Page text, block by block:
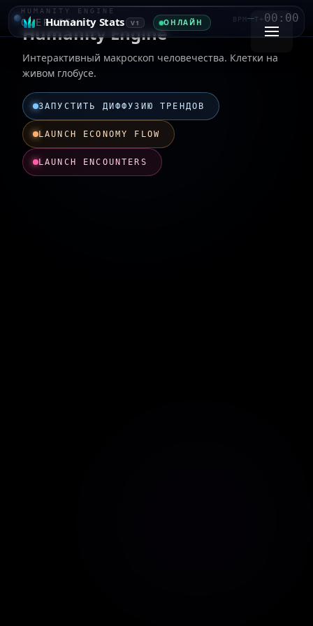
Humanity Stats V1 ОНЛАЙН
HUMANITY ENGINE
OVERVIEW BPM—T+ 00:00
Humanity Engine
Интерактивный макроскоп человечества. Клетки на
живом глобусе.
ЗАПУСТИТЬ ДИФФУЗИЮ ТРЕНДОВ
LAUNCH ECONOMY FLOW
LAUNCH ENCOUNTERS